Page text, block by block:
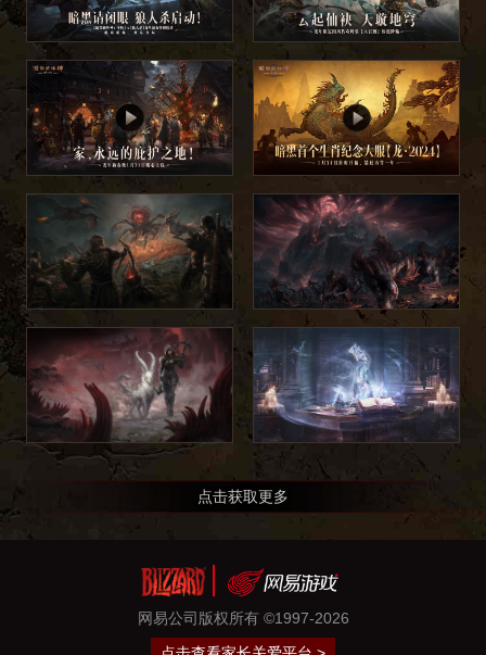
点击获取更多
网易公司版权所有 ©1997-2026